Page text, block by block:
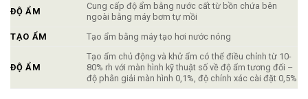
ĐỘ ẨM
Cung cấp độ ẩm bằng nước cất từ ​​bồn chứa bên
ngoài bằng máy bơm tự mồi
TẠO ẨM
Tạo ẩm bằng máy tạo hơi nước nóng
ĐỘ ẨM
Tạo ẩm chủ động và khử ẩm có thể điều chỉnh từ 10-
80% rh với màn hình kỹ thuật số về độ ẩm tương đối –
độ phân giải màn hình 0,1%, độ chính xác cài đặt 0,5%